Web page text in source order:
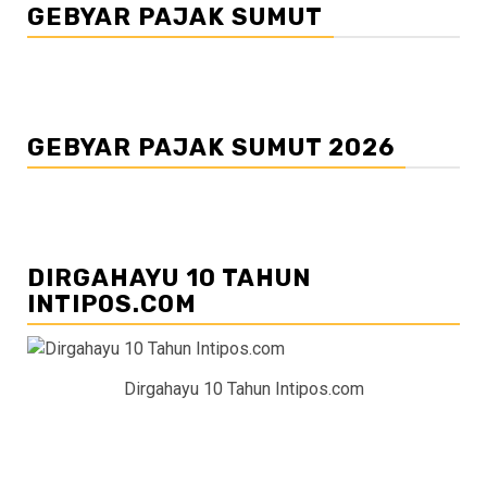
GEBYAR PAJAK SUMUT
GEBYAR PAJAK SUMUT 2026
DIRGAHAYU 10 TAHUN
INTIPOS.COM
Dirgahayu 10 Tahun Intipos.com